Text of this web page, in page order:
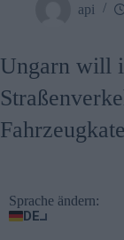
api
Ungarn will
Sprache ändern:
DE